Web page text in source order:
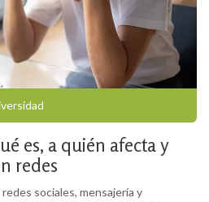
es, a quién afecta y
redes
sociales, mensajería y